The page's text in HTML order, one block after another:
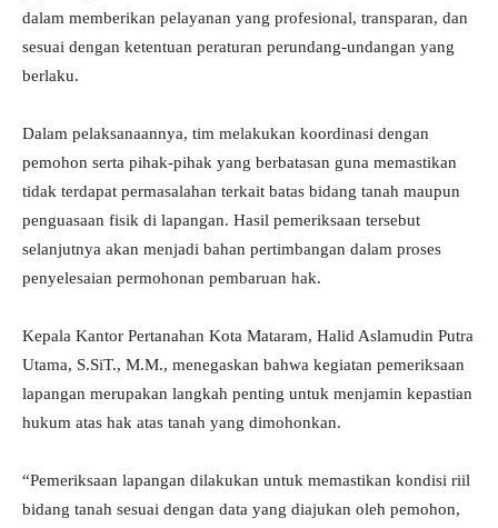
dalam memberikan pelayanan yang profesional, transparan, dan
sesuai dengan ketentuan peraturan perundang-undangan yang
berlaku.
Dalam pelaksanaannya, tim melakukan koordinasi dengan
pemohon serta pihak-pihak yang berbatasan guna memastikan
tidak terdapat permasalahan terkait batas bidang tanah maupun
penguasaan fisik di lapangan. Hasil pemeriksaan tersebut
selanjutnya akan menjadi bahan pertimbangan dalam proses
penyelesaian permohonan pembaruan hak.
Kepala Kantor Pertanahan Kota Mataram, Halid Aslamudin Putra
Utama, S.SiT., M.M., menegaskan bahwa kegiatan pemeriksaan
lapangan merupakan langkah penting untuk menjamin kepastian
hukum atas hak atas tanah yang dimohonkan.
“Pemeriksaan lapangan dilakukan untuk memastikan kondisi riil
bidang tanah sesuai dengan data yang diajukan oleh pemohon,